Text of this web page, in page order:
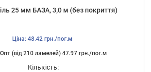
25 мм БАЗА, 3,0 м (без покриття)
Ціна: 48.42 грн./пог.м
Опт (від 210 ламелей) 47.97 грн./пог.м
Кількість: